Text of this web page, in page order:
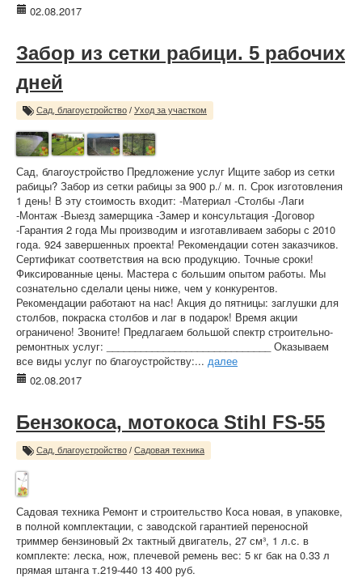
02.08.2017
Забор из сетки рабици. 5 рабочих
дней
Сад, благоустройство / Уход за участком
Сад, благоустройство Предложение услуг Ищите забор из сетки
рабицы? Забор из сетки рабицы за 900 р./ м. п. Срок изготовления
1 день! В эту стоимость входит: -Материал -Столбы -Лаги
-Монтаж -Выезд замерщика -Замер и консультация -Договор
-Гарантия 2 года Мы производим и изготавливаем заборы с 2010
года. 924 завершенных проекта! Рекомендации сотен заказчиков.
Сертификат соответствия на всю продукцию. Точные сроки!
Фиксированные цены. Мастера с большим опытом работы. Мы
сознательно сделали цены ниже, чем у конкурентов.
Рекомендации работают на нас! Акция до пятницы: заглушки для
столбов, покраска столбов и лаг в подарок! Время акции
ограничено! Звоните! Предлагаем большой спектр строительно-
ремонтных услуг: _____________________________ Оказываем
все виды услуг по благоустройству:... далее
02.08.2017
Бензокоса, мотокоса Stihl FS-55
Сад, благоустройство / Садовая техника
Садовая техника Ремонт и строительство Коса новая, в упаковке,
в полной комплектации, с заводской гарантией переносной
триммер бензиновый 2х тактный двигатель, 27 см³, 1 л.с. в
комплекте: леска, нож, плечевой ремень вес: 5 кг бак на 0.33 л
прямая штанга т.219-440 13 400 руб.